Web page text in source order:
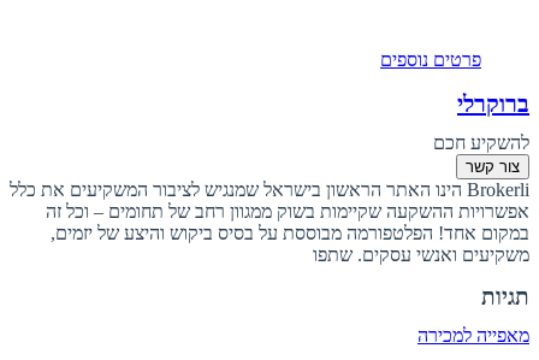
פרטים נוספים
ברוקרלי
להשקיע חכם
צור קשר
Brokerli הינו האתר הראשון בישראל שמנגיש לציבור המשקיעים את כלל
אפשרויות ההשקעה שקיימות בשוק ממגוון רחב של תחומים – וכל זה
במקום אחד! הפלטפורמה מבוססת על בסיס ביקוש והיצע של יזמים,
משקיעים ואנשי עסקים. שתפו
תגיות
מאפייה למכירה